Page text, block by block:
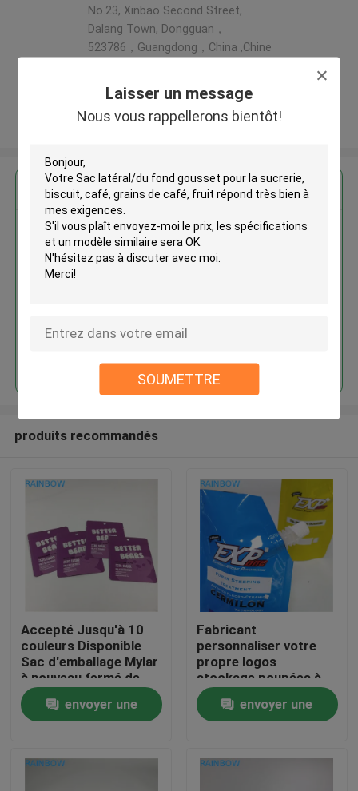
Laisser un message
Nous vous rappellerons bientôt!
SOUMETTRE
À la maison
No.23, Xinbao Second Street,
Dalang Town, Dongguan，
523786，Guangdong，China ,Chine
Fournisseur vérifié
Regardez plus
Sac latéral/du fond gousset
pour la sucrerie, biscuit, café,
produits recommandés
Accepté Jusqu'à 10
couleurs Disponible
Sac d'emballage Mylar
à nouveau fermé de
haute qualité
envoyer une
Fabricant
personnaliser votre
propre logos
stockage poupées à
ressorts réutilisables
conteneur sacs
étanches pour boire
envoyer une